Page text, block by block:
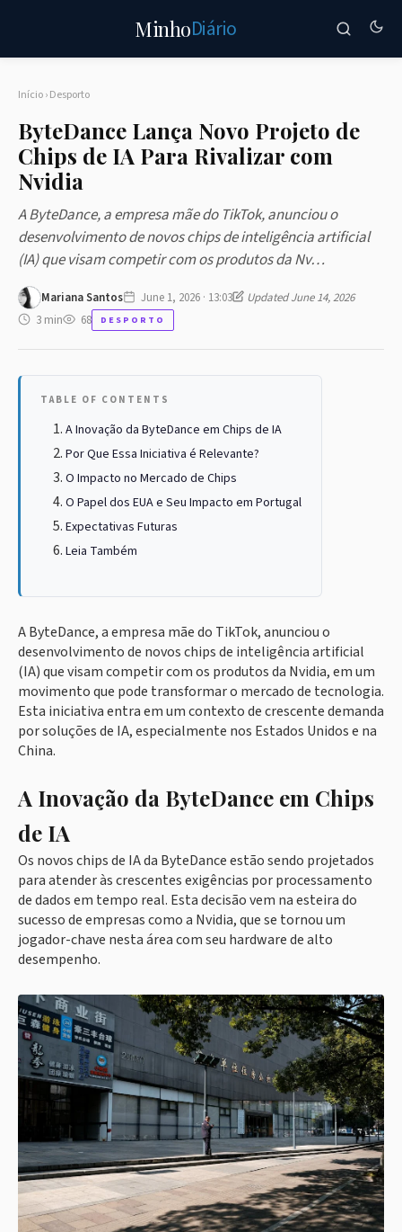
MinhoDiário
Início›Desporto
ByteDance Lança Novo Projeto de
Chips de IA Para Rivalizar com
Nvidia
A ByteDance, a empresa mãe do TikTok, anunciou o
desenvolvimento de novos chips de inteligência artificial
(IA) que visam competir com os produtos da Nv…
Mariana Santos June 1, 2026 · 13:03
Updated June 14, 2026
3 min
68 DESPORTO
TABLE OF CONTENTS
A Inovação da ByteDance em Chips de IA
Por Que Essa Iniciativa é Relevante?
O Impacto no Mercado de Chips
O Papel dos EUA e Seu Impacto em Portugal
Expectativas Futuras
Leia Também
A ByteDance, a empresa mãe do TikTok, anunciou o
desenvolvimento de novos chips de inteligência artificial
(IA) que visam competir com os produtos da Nvidia, em um
movimento que pode transformar o mercado de tecnologia.
Esta iniciativa entra em um contexto de crescente demanda
por soluções de IA, especialmente nos Estados Unidos e na
China.
A Inovação da ByteDance em Chips
de IA
Os novos chips de IA da ByteDance estão sendo projetados
para atender às crescentes exigências por processamento
de dados em tempo real. Esta decisão vem na esteira do
sucesso de empresas como a Nvidia, que se tornou um
jogador-chave nesta área com seu hardware de alto
desempenho.